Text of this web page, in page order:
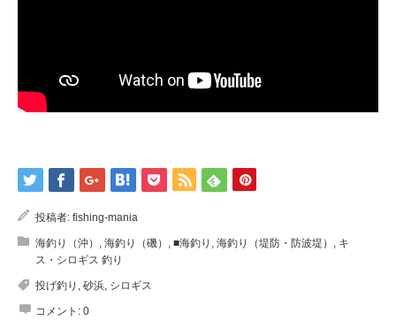
投稿者: fishing-mania
海釣り（沖） , 海釣り（磯） , ■海釣り , 海釣り（堤防・防波堤） , キ
ス・シロギス 釣り
投げ釣り , 砂浜, シロギス
コメント: 0